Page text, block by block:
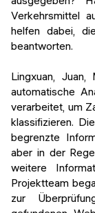
Verkehrsmittel
helfen dabei,
beantworten.
Lingxuan,
automatische
verarbeitet, um
klassifizieren.
begrenzte
aber in der
weitere
Projektteam
zur